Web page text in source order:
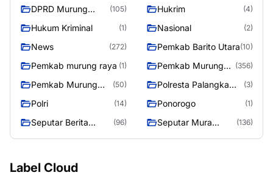
DPRD Murung
(105) Hukrim (4)
Hukum Kriminal (1) Nasional (2)
News (272) Pemkab Barito Utara(10)
Pemkab murung raya (1)
Pemkab Murung
(356)
Pemkab Murung
(50)
Polresta Palangka
(3)
Polri (14) Ponorogo (1)
Seputar Berita
(96)
Seputar Mura
(136)
Label Cloud